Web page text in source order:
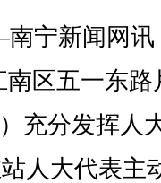
宁新闻网讯
区五一东
充分发挥人
人大代表主